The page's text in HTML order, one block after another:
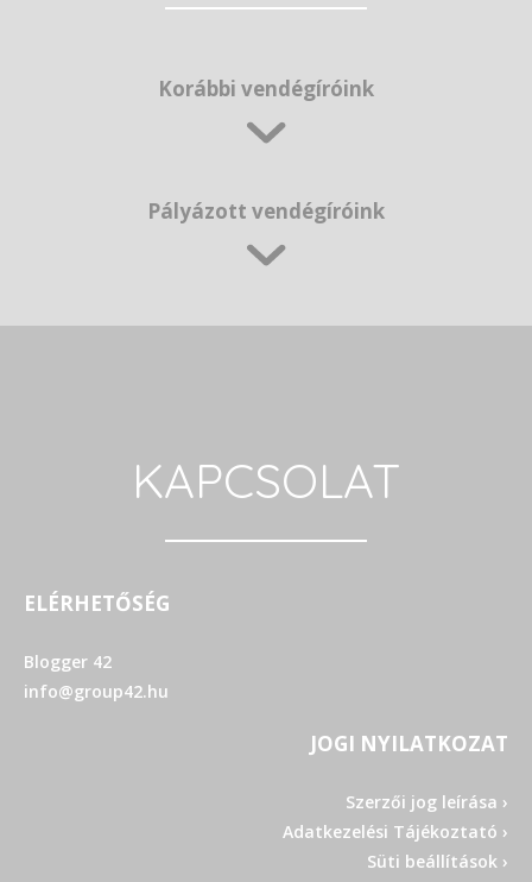
Korábbi vendégíróink
Pályázott vendégíróink
KAPCSOLAT
ELÉRHETŐSÉG
Blogger 42
info@group42.hu
JOGI NYILATKOZAT
Szerzői jog leírása ›
Adatkezelési Tájékoztató ›
Süti beállítások ›